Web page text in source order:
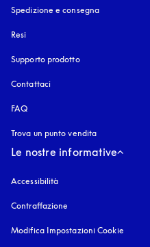
Spedizione e consegna
Resi
Supporto prodotto
Contattaci
FAQ
Trova un punto vendita
Le nostre informative
Accessibilità
Contraffazione
Modifica Impostazioni Cookie